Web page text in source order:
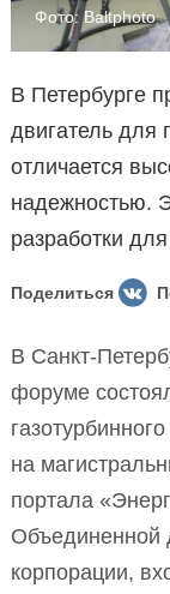
Фото: Baltphoto
В Петербурге
двигатель для
отличается
надежностью.
разработки
Поделиться
В Санкт-
форуме
на
портала
Объединенной
корпорации,